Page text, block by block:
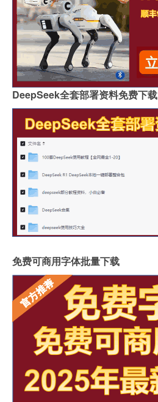
DeepSeek全套部署资料免费下载
免费可商用字体批量下载